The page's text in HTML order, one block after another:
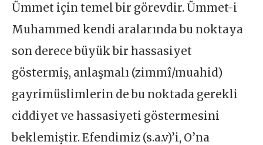
Ümmet için temel bir görevdir. Ümmet-i
Muhammed kendi aralarında bu noktaya
son derece büyük bir hassasiyet
göstermiş, anlaşmalı (zimmî/muahid)
gayrimüslimlerin de bu noktada gerekli
ciddiyet ve hassasiyeti göstermesini
beklemiştir. Efendimiz (s.a.v)’i, O’na